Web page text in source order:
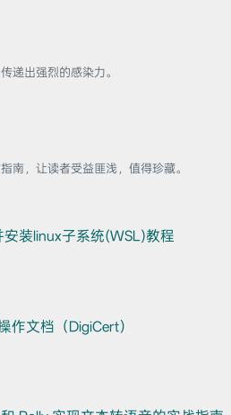
递出强烈的感染力。
南，让读者受益匪浅，值得珍藏。
装linux子系统(WSL)教程
作文档（DigiCert）